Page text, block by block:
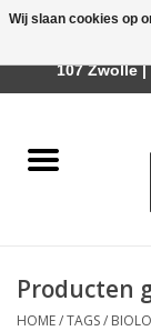
Räder Design
Geurkaarsen
Producten
HOME/TAGS/
Wij slaan cookies op
Afhalen is
107 Zwolle